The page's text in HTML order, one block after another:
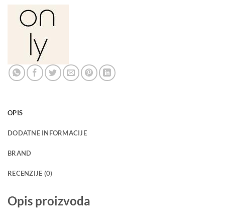
OPIS
DODATNE INFORMACIJE
BRAND
RECENZIJE (0)
Opis proizvoda